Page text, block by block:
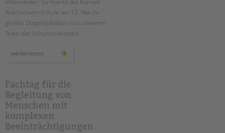
Miteinander: So feierte die Konrad-
Wachsmann-Schule am 13. Mai ihr
großes Doppeljubiläum mit unserem
Team der Schulsozialarbeit.
weiterlesen
zeichen
konrad-
wachsmann-
werte-
tag
Fachtag für die
Begleitung von
Menschen mit
komplexen
Beeinträchtigungen